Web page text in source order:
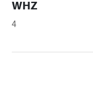
WHZ
4